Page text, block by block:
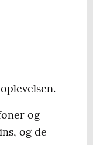
og
og de